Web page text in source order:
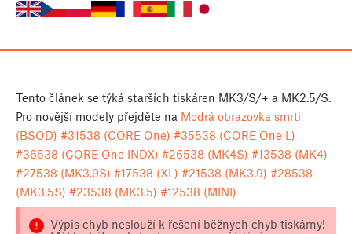
Tento článek se týká starších tiskáren MK3/S/+ a MK2.5/S.
Pro novější modely přejděte na Modrá obrazovka smrti
(BSOD) #31538 (CORE One) #35538 (CORE One L)
#36538 (CORE One INDX) #26538 (MK4S) #13538 (MK4)
#27538 (MK3.9S) #17538 (XL) #21538 (MK3.9) #28538
(MK3.5S) #23538 (MK3.5) #12538 (MINI)
Výpis chyb neslouží k řešení běžných chyb tiskárny!